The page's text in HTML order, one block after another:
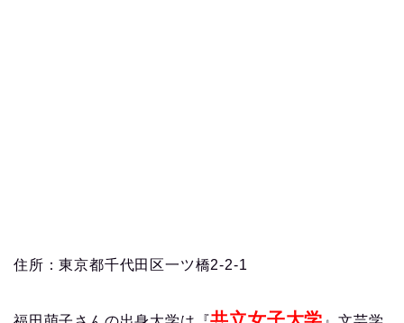
住所：東京都千代田区一ツ橋2-2-1